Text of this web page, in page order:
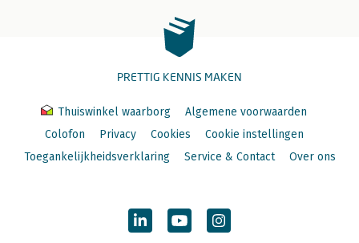
PRETTIG KENNIS MAKEN
Thuiswinkel waarborg
Algemene voorwaarden
Colofon
Privacy Cookies
Cookie instellingen
Toegankelijkheidsverklaring
Service & Contact Over ons